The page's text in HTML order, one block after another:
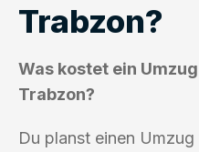
Trabzon?
Was kostet ein
Trabzon?
Du planst einen